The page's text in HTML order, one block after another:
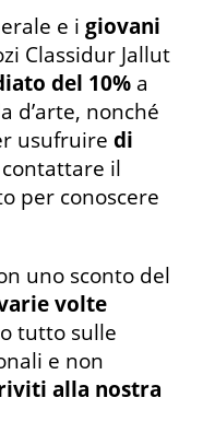
e i giovani
Classidur Jallut
del 10% a
d’arte, nonché
usufruire di
il
per conoscere
uno sconto del
volte
tutto sulle
e non
alla nostra